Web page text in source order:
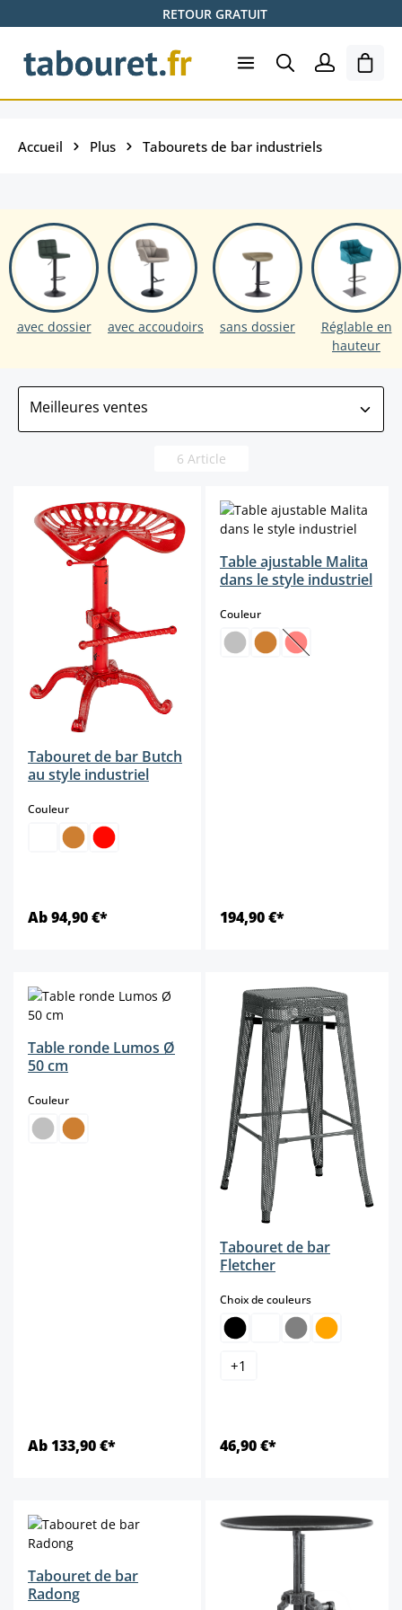
Passer au contenu principalRETOUR GRATUIT
Le
Accueil Plus Tabourets de bar industriels
avec dossier avec accoudoirs sans dossier
Réglable en
hauteur
6 Article
Tabouret de bar Butch
au style industriel
Couleurselect
Ab 94,90 €*
Table ajustable Malita
dans le style industriel
Couleurselect
(Cette option n'est
194,90 €*
Table ronde Lumos Ø
50 cm
Couleurselect
Ab 133,90 €*
Tabouret de bar
Fletcher
Choix de couleursselect
+1
46,90 €*
Tabouret de bar
Radong